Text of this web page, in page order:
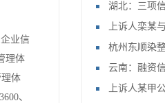
业信
理体
理体
、